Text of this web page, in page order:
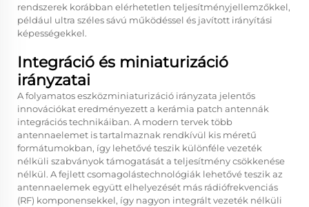
rendszerek korábban elérhetetlen teljesítményjellemzőkkel,
például ultra széles sávú működéssel és javított irányítási
képességekkel.
Integráció és miniaturizáció
irányzatai
A folyamatos eszközminiaturizáció irányzata jelentős
innovációkat eredményezett a kerámia patch antennák
integrációs technikáiban. A modern tervek több
antennaelemet is tartalmaznak rendkívül kis méretű
formátumokban, így lehetővé teszik különféle vezeték
nélküli szabványok támogatását a teljesítmény csökkenése
nélkül. A fejlett csomagolástechnológiák lehetővé teszik az
antennaelemek együtt elhelyezését más rádiófrekvenciás
(RF) komponensekkel, így nagyon integrált vezeték nélküli